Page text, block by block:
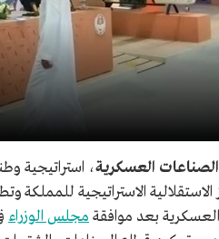
العسكرية، استراتيجية
الاستراتيجية للمملكة
بعد موافقة مجلس الوزراء